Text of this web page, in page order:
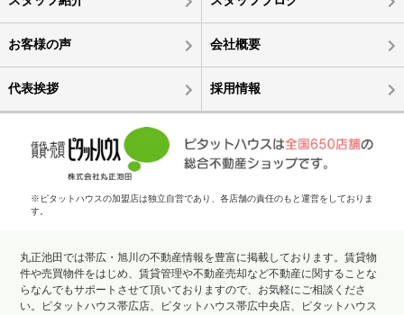
お客様の声 会社概要
代表挨拶 採用情報
※ピタットハウスの加盟店は独立自営であり、各店舗の責任のもと運営をしておりま
す。
丸正池田では帯広・旭川の不動産情報を豊富に掲載しております。賃貸物
件や売買物件をはじめ、賃貸管理や不動産売却など不動産に関することな
らなんでもサポートさせて頂いておりますので、お気軽にご相談くださ
い。ピタットハウス帯広店、ピタットハウス帯広中央店、ピタットハウス